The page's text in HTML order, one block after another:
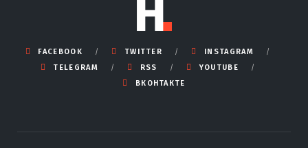
FACEBOOK TWITTER
INSTAGRAM
TELEGRAM
RSS
YOUTUBE
ВКОНТАКТЕ